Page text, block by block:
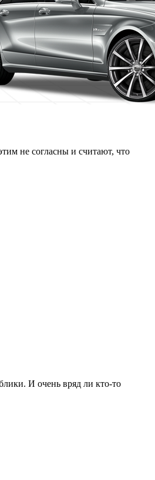
не согласны и считают, что
И очень вряд ли кто-то